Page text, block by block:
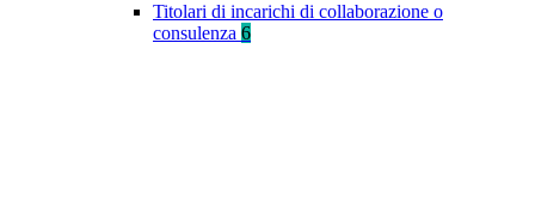
Titolari di incarichi di collaborazione o
consulenza 6